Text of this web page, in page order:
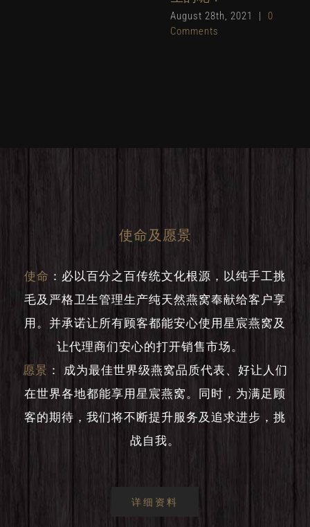
August 28th, 2021 |
0
Comments
使命及愿景
使命 ： 必以百分之百传统文化根源，以纯手工挑
毛及严格卫生管理生产纯天然燕窝奉献给客户享
用。并承诺让所有顾客都能安心使用星宸燕窝及
让代理商们安心的打开销售市场。
愿景 ：
成为最佳世界级燕窝品质代表、好让人们
在世界各地都能享用星宸燕窝。同时，为满足顾
客的期待，我们将不断提升服务及追求进步，挑
战自我。
详细资料